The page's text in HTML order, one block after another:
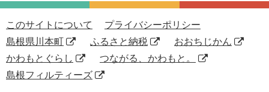
このサイトについて
プライバシーポリシー
島根県川本町
ふるさと納税
おおちじかん
かわもとぐらし
つながる、かわもと。
島根フィルティーズ